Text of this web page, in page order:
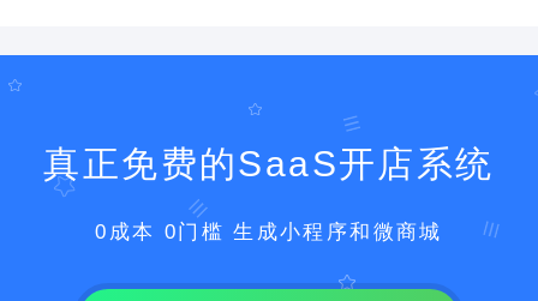
真正免费的SaaS开店系统
0成本 0门槛 生成小程序和微商城